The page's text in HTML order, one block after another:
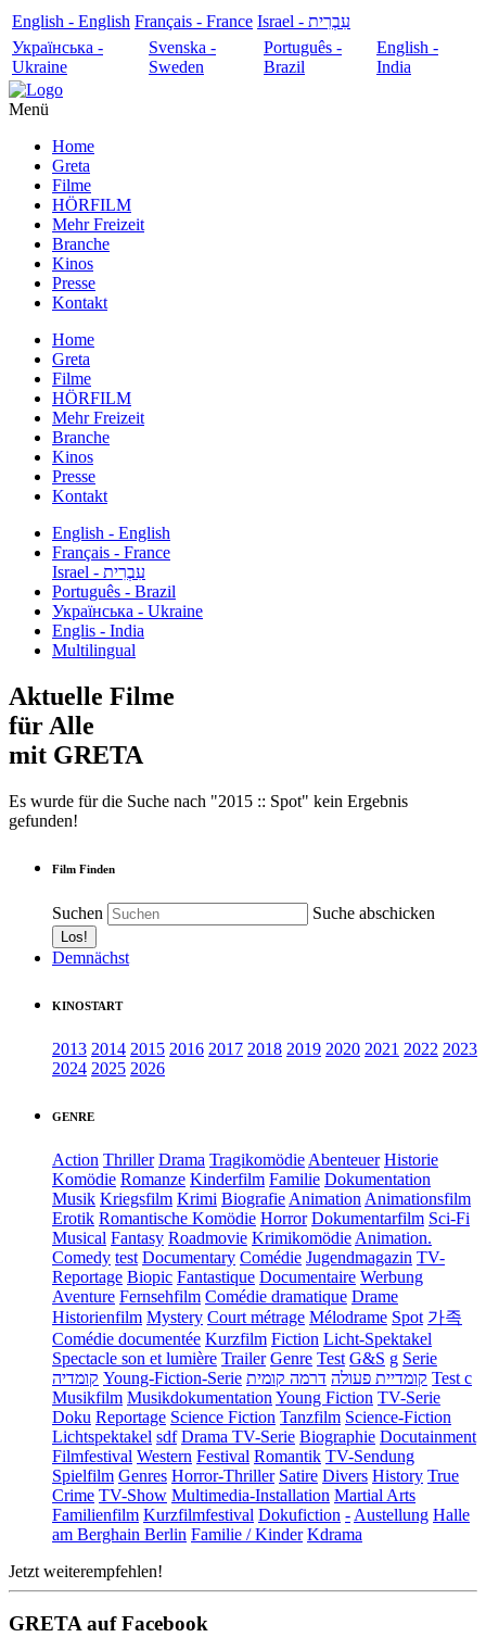
English - English Français - France
עִבְרִית - Israel
Українська -
Ukraine
Svenska -
Sweden
Português -
Brazil
English -
India
Menü
Home
Greta
Filme
HÖRFILM
Mehr Freizeit
Branche
Kinos
Presse
Kontakt
Home
Greta
Filme
HÖRFILM
Mehr Freizeit
Branche
Kinos
Presse
Kontakt
English - English
Français - France
עִבְרִית - Israel
Português - Brazil
Українська - Ukraine
Englis - India
Multilingual
Aktuelle Filme
für Alle
mit GRETA
Es wurde für die Suche nach "2015 :: Spot" kein Ergebnis
gefunden!
Film Finden
Suchen Suche abschicken
Demnächst
KINOSTART
2013 2014 2015 2016 2017 2018 2019 2020 2021 2022 2023
2024 2025 2026
GENRE
Action Thriller Drama Tragikomödie Abenteuer Historie
Komödie Romanze Kinderfilm Familie Dokumentation
Musik Kriegsfilm Krimi Biografie Animation Animationsfilm
Erotik Romantische Komödie Horror Dokumentarfilm Sci-Fi
Musical Fantasy Roadmovie Krimikomödie Animation.
Comedy test Documentary Comédie Jugendmagazin TV-
Reportage Biopic Fantastique Documentaire Werbung
Aventure Fernsehfilm Comédie dramatique Drame
Historienfilm Mystery Court métrage Mélodrame Spot 가족
Comédie documentée Kurzfilm Fiction Licht-Spektakel
Spectacle son et lumière Trailer Genre Test G&S g Serie
קומדיה Young-Fiction-Serie קומדיית פעולה דרמה קומית
Test c
Musikfilm Musikdokumentation Young Fiction TV-Serie
Doku Reportage Science Fiction Tanzfilm Science-Fiction
Lichtspektakel sdf Drama TV-Serie Biographie Docutainment
Filmfestival Western Festival Romantik TV-Sendung
Spielfilm Genres Horror-Thriller Satire Divers History True
Crime TV-Show Multimedia-Installation Martial Arts
Familienfilm Kurzfilmfestival Dokufiction - Austellung Halle
am Berghain Berlin Familie / Kinder Kdrama
Jetzt weiterempfehlen!
GRETA auf Facebook